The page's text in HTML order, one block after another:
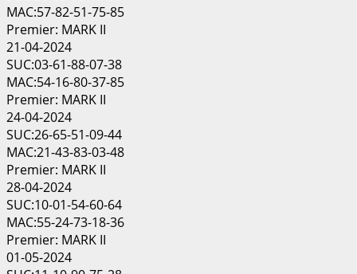
MAC:57-82-51-75-85
Premier: MARK II
21-04-2024
SUC:03-61-88-07-38
MAC:54-16-80-37-85
Premier: MARK II
24-04-2024
SUC:26-65-51-09-44
MAC:21-43-83-03-48
Premier: MARK II
28-04-2024
SUC:10-01-54-60-64
MAC:55-24-73-18-36
Premier: MARK II
01-05-2024